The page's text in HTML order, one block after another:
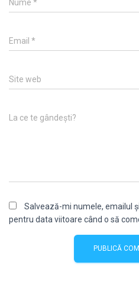
Nume *
Email *
Site web
La ce te gândești?
Salvează-mi numele, emailul
pentru data viitoare când o să